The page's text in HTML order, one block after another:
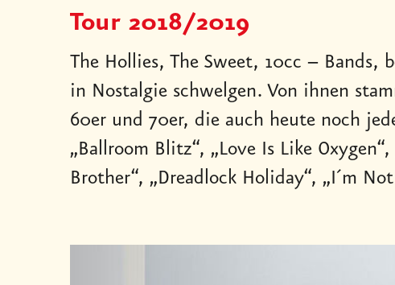
Tour 2018/2019
The Hollies, The Sweet, 10cc – Bands,
in Nostalgie schwelgen. Von ihnen
60er und 70er, die auch heute noch
„Ballroom Blitz“, „Love Is Like
Brother“, „Dreadlock Holiday“, „I´m